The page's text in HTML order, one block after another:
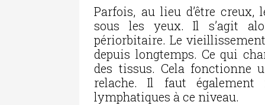
Parfois, au lieu d’être creux,
sous les yeux. Il s’agit
périorbitaire. Le
depuis longtemps. Ce qui
des tissus. Cela fonctionne
relache. Il faut également
lymphatiques à ce niveau.